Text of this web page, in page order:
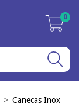
0
> Canecas Inox